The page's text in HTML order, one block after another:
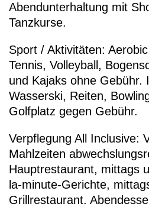
Abendunterhaltung mit
Tanzkurse.
Sport / Aktivitäten:
Tennis, Volleyball,
und Kajaks ohne Gebühr.
Wasserski, Reiten,
Golfplatz gegen Gebühr.
Verpflegung All Inclusive:
Mahlzeiten
Hauptrestaurant, mittags
la-minute-Gerichte,
Grillrestaurant.